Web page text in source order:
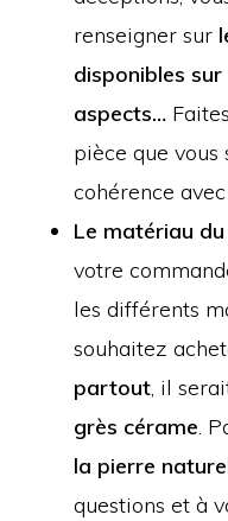
renseigner sur
disponibles
aspects…
pièce que
cohérence
Le matériau
votre
les différents
souhaitez
partout, il
grès cérame.
la pierre
questions et à